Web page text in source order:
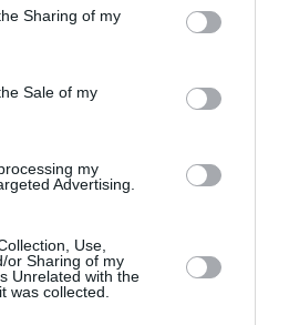
Sharing of my
Sale of my
my
Advertising.
Use,
or Sharing of my
Unrelated with the
was collected.
- CONTINUE READING BELOW